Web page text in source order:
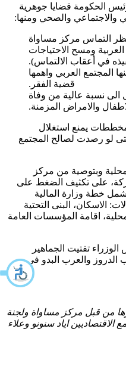
الحكومة قضايا جوهرية
والاجتماعي والصحي ومنها:
التماس مركز مساواة
ومسح الاحتياجات
في أعقاب الالتماس).
المجتمع العربي واهمها
قضية الفقر.
الى نسبة عالية من وفاة
والامراض المزمنة.
يمنع استغلال
لو رصدت لصالح المجتمع
وبتوصية من مركز
على تكثيف الضغط على
خطة وزارة المالية
الاسكان، البنى التحتية
اقامة المؤسسات العامة
تفتيت الجماهير
الدروز والعرب البدو في
من قبل مركز مساواة ولجنة
اياد سنونو وعلاء